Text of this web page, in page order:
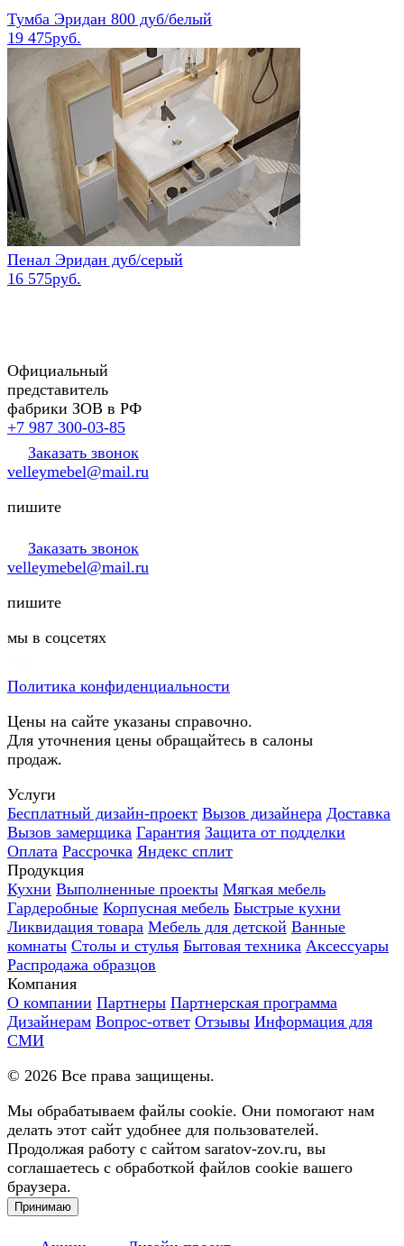
Тумба Эридан 800 дуб/белый
19 475руб.
Пенал Эридан дуб/серый
16 575руб.
Официальный
представитель
фабрики ЗОВ в РФ
+7 987 300-03-85
Заказать звонок
velleymebel@mail.ru
пишите
Заказать звонок
velleymebel@mail.ru
пишите
мы в соцсетях
Политика конфиденциальности
Цены на сайте указаны справочно.
Для уточнения цены обращайтесь в салоны
продаж.
Услуги
Бесплатный дизайн-проект Вызов дизайнера Доставка
Вызов замерщика Гарантия Защита от подделки
Оплата Рассрочка Яндекс сплит
Продукция
Кухни Выполненные проекты Мягкая мебель
Гардеробные Корпусная мебель Быстрые кухни
Ликвидация товара Мебель для детской Ванные
комнаты Столы и стулья Бытовая техника Аксессуары
Распродажа образцов
Компания
О компании Партнеры Партнерская программа
Дизайнерам Вопрос-ответ Отзывы Информация для
СМИ
© 2026 Все права защищены.
Мы обрабатываем файлы cookie. Они помогают нам
делать этот сайт удобнее для пользователей.
Продолжая работу с сайтом saratov-zov.ru, вы
соглашаетесь с обработкой файлов cookie вашего
браузера.
Принимаю